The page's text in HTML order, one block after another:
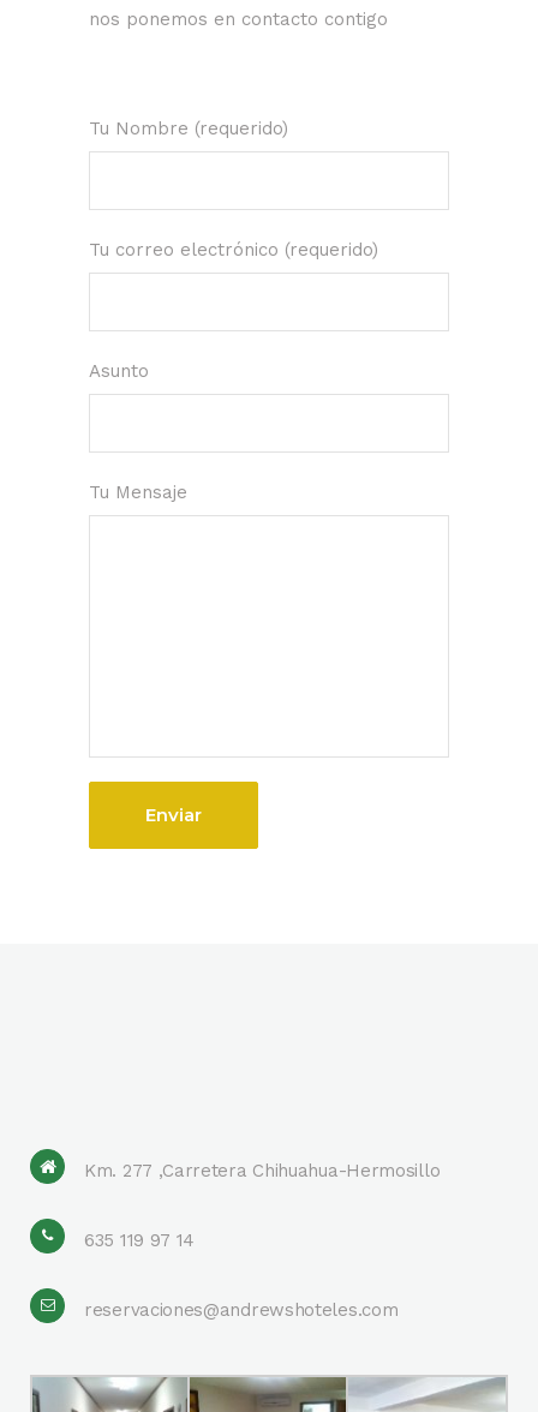
nos ponemos en contacto contigo
Tu Nombre (requerido)
Tu correo electrónico (requerido)
Asunto
Tu Mensaje
Km. 277 ,Carretera Chihuahua-Hermosillo
635 119 97 14
reservaciones@andrewshoteles.com